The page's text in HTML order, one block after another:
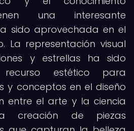
una interesante
sido aprovechada en el
La representación visual
y estrellas ha sido
estético para
y conceptos en el diseño
entre el arte y la ciencia
creación de piezas